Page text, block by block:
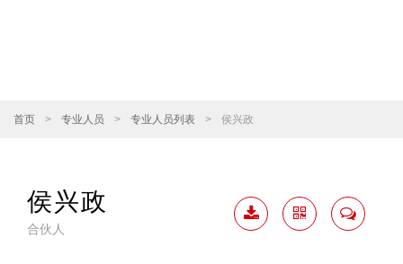
首页 > 专业人员 > 专业人员列表 > 侯兴政
侯兴政
合伙人